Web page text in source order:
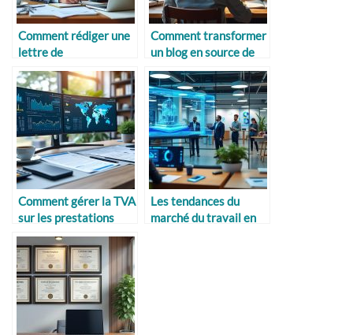
Comment rédiger une
lettre de
recommandation de
stage
Comment transformer
un blog en source de
revenus
Comment gérer la TVA
sur les prestations
internationales
Les tendances du
marché du travail en